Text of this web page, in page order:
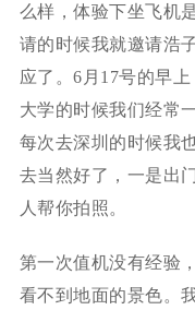
么样，体验下坐飞机
请的时候我就邀请浩
应了。6月17号的早
大学的时候我们经常
每次去深圳的时候我
去当然好了，一是出
人帮你拍照。
第一次值机没有经验
看不到地面的景色。